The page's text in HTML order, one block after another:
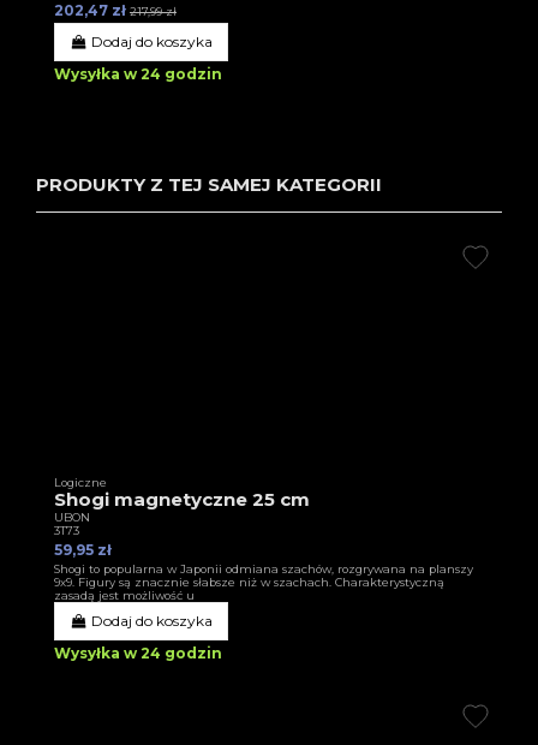
202,47 zł 217,99 zł
Dodaj do koszyka
Wysyłka w 24 godzin
PRODUKTY Z TEJ SAMEJ KATEGORII
Logiczne
Shogi magnetyczne 25 cm
UBON
3T73
59,95 zł
Shogi to popularna w Japonii odmiana szachów, rozgrywana na planszy
9x9. Figury są znacznie słabsze niż w szachach. Charakterystyczną
zasadą jest możliwość u
Dodaj do koszyka
Wysyłka w 24 godzin